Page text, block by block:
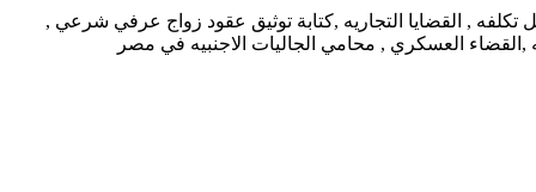
, القضايا التجاريه ,كتابة توثيق عقود زواج عرفي شرعي ,
,القضاء العسكري , محامي الجاليات الاجنبيه في مصر